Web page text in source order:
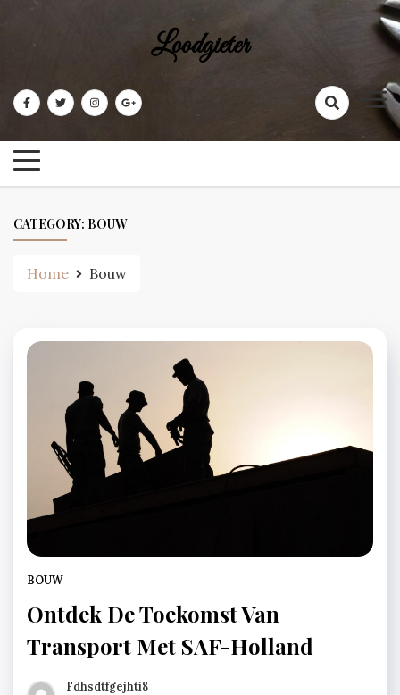
Loodgieter
CATEGORY: BOUW
Home Bouw
BOUW
Ontdek De Toekomst Van
Transport Met SAF-Holland
Fdhsdtfgejhti8